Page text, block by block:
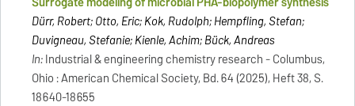
Dürr, Robert; Otto, Eric; Kok, Rudolph; Hempfling, Stefan;
Duvigneau, Stefanie; Kienle, Achim; Bück, Andreas
In:Industrial & engineering chemistry research - Columbus,
Ohio : American Chemical Society, Bd. 64 (2025), Heft 38, S.
18640-18655